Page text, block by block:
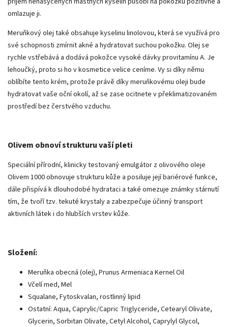
omlazuje ji.
Meruňkový olej také obsahuje kyselinu linolovou, která se využívá pro
své schopnosti zmírnit akné a hydratovat suchou pokožku. Olej se
rychle vstřebává a dodává pokožce vysoké dávky provitamínu A. Je
lehoučký, proto si ho v kosmetice velice ceníme. Vy si díky němu
oblíbíte tento krém, protože právě díky meruňkovému oleji bude
hydratovat vaše oční okolí, až se zase ocitnete v překlimatizovaném
prostředí bez čerstvého vzduchu.
Olivem obnoví strukturu vaší pleti
Speciální přírodní, klinicky testovaný emulgátor z olivového oleje
Olivem 1000 obnovuje strukturu kůže a posiluje její bariérové funkce,
dále přispívá k dlouhodobé hydrataci a také omezuje známky stárnutí
tím, že tvoří tzv. tekuté krystaly a zabezpečuje účinný transport
aktivních látek i do hlubších vrstev kůže.
Složení:
Meruňka obecná (olej), Prunus Armeniaca Kernel Oil
Včelí med, Mel
Squalane, Fytoskvalan, rostlinný lipid
Ostatní: Aqua, Caprylic/Capric Triglyceride, Cetearyl Olivate,
Glycerin, Sorbitan Olivate, Cetyl Alcohol, Caprylyl Glycol,